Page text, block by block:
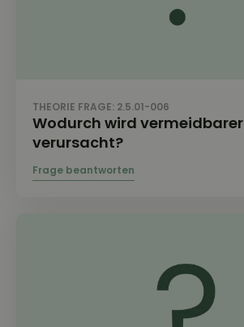
THEORIE FRAGE: 2.5.01-006
Wodurch wird
verursacht?